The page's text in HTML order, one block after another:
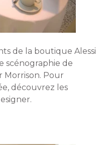
de la boutique Alessi
scénographie de
Morrison. Pour
découvrez les